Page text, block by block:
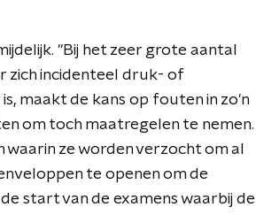
"Bij het zeer grote aantal
zich incidenteel druk- of
maakt de kans op fouten in zo'n
om toch maatregelen te nemen.
ze worden verzocht om al
te openen om de
start van de examens waarbij de